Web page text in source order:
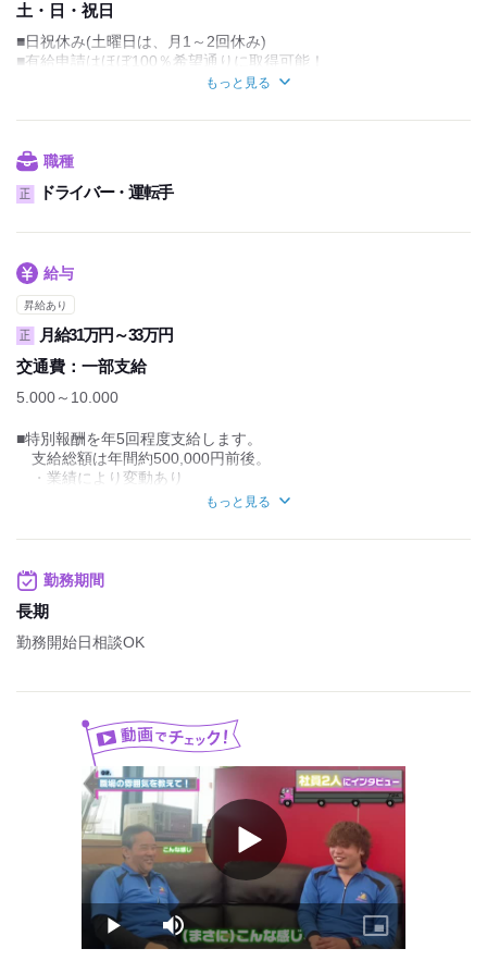
土・日・祝日
■日祝休み(土曜日は、月1～2回休み)
■有給申請はほぼ100％希望通りに取得可能！
■大型連休あり(年末年始・GW・夏季休暇等)
2025年度 年末年始休暇12/28～1/4(８日間)
もっと見る
職種
正 ドライバー・運転手
給与
昇給あり
正
月給31万円～33万円
交通費： 一部支給
5.000～10.000
■特別報酬を年5回程度支給します。
支給総額は年間約500,000円前後。
・業績により変動あり
・勤続１年以上の方が対象
無事故手当あり
試用期間3ヶ月（雇用形態・給与は同条件）
試用期間：あり
もっと見る
勤務期間
長期
勤務開始日相談OK
Play
Play Mute
Picture-
in-